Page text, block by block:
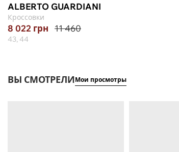
ALBERTO GUARDIANI
Кроссовки
8 022 грн 11 460
43, 44
ВЫ СМОТРЕЛИМои просмотры